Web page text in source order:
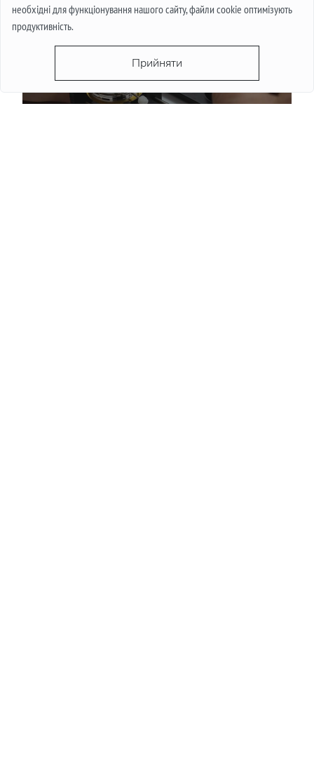
необхідні для функціонування нашого сайту, файли cookie оптимізують
продуктивність.
Прийняти